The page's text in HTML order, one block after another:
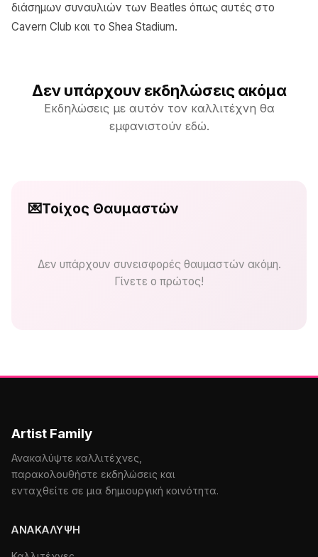
διάσημων συναυλιών των Beatles όπως αυτές στο
Cavern Club και το Shea Stadium.
Δεν υπάρχουν εκδηλώσεις ακόμα
Εκδηλώσεις με αυτόν τον καλλιτέχνη θα
εμφανιστούν εδώ.
💌Τοίχος Θαυμαστών
Δεν υπάρχουν συνεισφορές θαυμαστών ακόμη.
Γίνετε ο πρώτος!
Artist Family
Ανακαλύψτε καλλιτέχνες,
παρακολουθήστε εκδηλώσεις και
ενταχθείτε σε μια δημιουργική κοινότητα.
ΑΝΑΚΆΛΥΨΗ